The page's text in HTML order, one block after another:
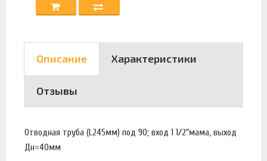
Описание Характеристики
Отзывы
Отводная труба (L245мм) под 90; вход 1 1/2"мама, выход
Дн=40мм